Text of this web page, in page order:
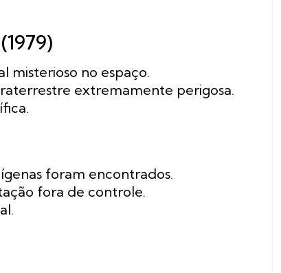
misterioso no espaço.
extremamente perigosa.
foram encontrados.
fora de controle.